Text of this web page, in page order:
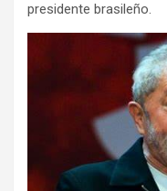
presidente brasileño.